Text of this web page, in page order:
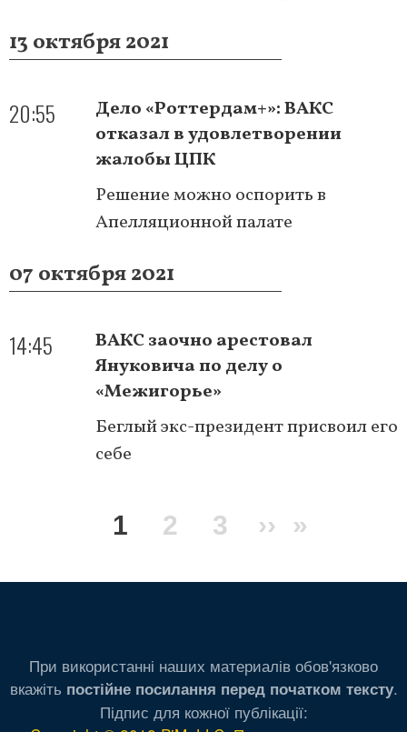
13 октября 2021
20:55
Дело «Роттердам+»: ВАКС
отказал в удовлетворении
жалобы ЦПК
Решение можно оспорить в
Апелляционной палате
07 октября 2021
14:45
ВАКС заочно арестовал
Януковича по делу о
«Межигорье»
Беглый экс-президент присвоил его
себе
Текущая
1 Page
2 Page
3 ›› »
При використанні наших материалів обов'язково
вкажіть постійне посилання перед початком тексту.
Підпис для кожної публікації: